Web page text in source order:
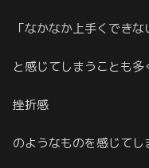
「なかなか上手くでき
と感じてしまうことも多
挫折感
のようなものを感じてし